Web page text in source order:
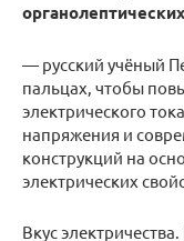
— русский учёный
пальцах, чтобы
электрического
напряжения и
конструкций на
электрических
Вкус